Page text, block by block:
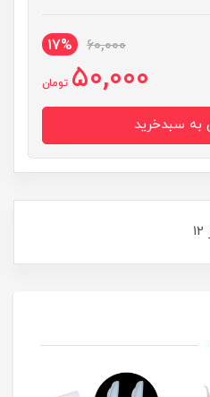
60,000
17%
50,000 تومان